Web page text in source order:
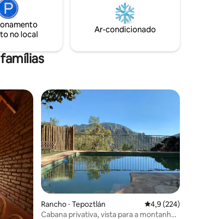
Não aceitamos animais de estimação
para a segurança de animais de
estimação e da fazenda. Incluímos lenha,
carvão, tortilhas, queijo, frutas, café
no local
Ar-condicionado
Rancho ⋅ Tepoztlán 4,9 de uma avaliação
4,9 (224)
Cabana privativa, vista para a montanha